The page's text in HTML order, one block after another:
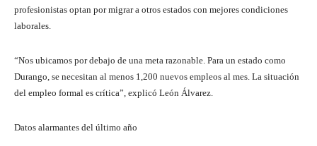
profesionistas optan por migrar a otros estados con mejores condiciones
laborales.
“Nos ubicamos por debajo de una meta razonable. Para un estado como
Durango, se necesitan al menos 1,200 nuevos empleos al mes. La situación
del empleo formal es crítica”, explicó León Álvarez.
Datos alarmantes del último año